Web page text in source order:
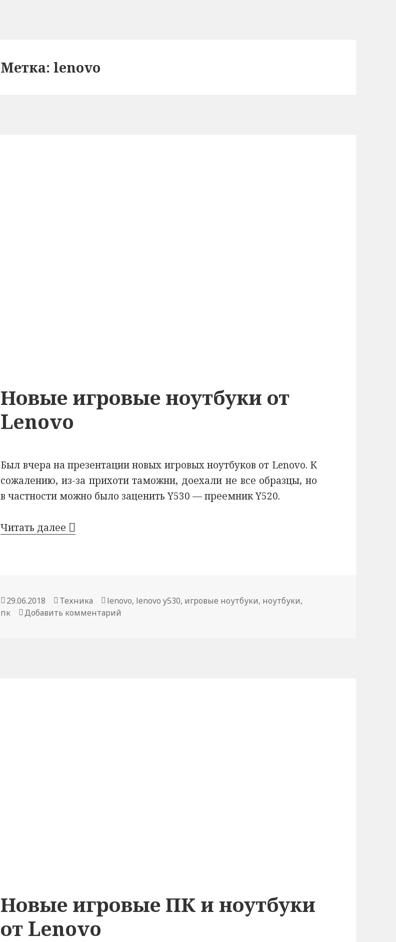
Метка: lenovo
Новые игровые ноутбуки от
Lenovo
Был вчера на презентации новых игровых ноутбуков от Lenovo. К
сожалению, из-за прихоти таможни, доехали не все образцы, но
в частности можно было заценить Y530 — преемник Y520.
Читать далее Новые игровые ноутбуки от Lenovo
Опубликовано
29.06.2018 Рубрики
Техника Метки
lenovo, lenovo y530, игровые ноутбуки, ноутбуки,
пк
Добавить комментарий
Новые игровые ПК и ноутбуки
от Lenovo